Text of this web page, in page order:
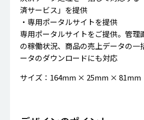
済サービス」を提供
・専用ポータルサイトを提供
専用ポータルサイトをご提供。管理
の稼働状況、商品の売上データの一
ータのダウンロードにも対応
サイズ：164mm × 25mm × 81mm